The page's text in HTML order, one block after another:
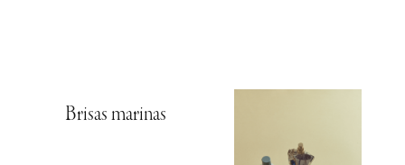
Brisas marinas